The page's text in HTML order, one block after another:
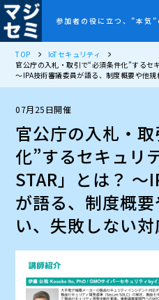
参加者の役に立つ、”本気
TOP
IoTセキュリティ
官公庁の入札・取引で“必須条件化”するセ
～IPA技術審議委員が語る、制度概要や他
07月25日開催
官公庁の入札・
化”するセキュリ
STAR」とは？ ～
が語る、制度概
い、失敗しない